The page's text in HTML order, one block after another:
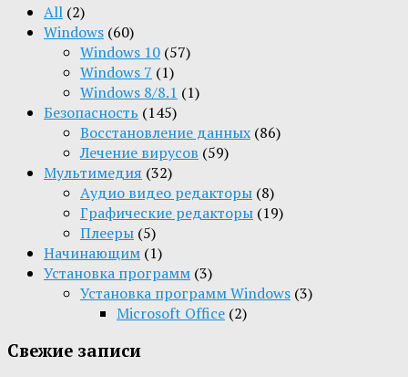
All (2)
Windows (60)
Windows 10 (57)
Windows 7 (1)
Windows 8/8.1 (1)
Безопасность (145)
Восстановление данных (86)
Лечение вирусов (59)
Мультимедия (32)
Aудио видео редакторы (8)
Графические редакторы (19)
Плееры (5)
Начинающим (1)
Установка программ (3)
Установка программ Windows (3)
Microsoft Office (2)
Свежие записи